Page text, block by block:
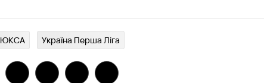
ЮКСА Україна Перша Ліга